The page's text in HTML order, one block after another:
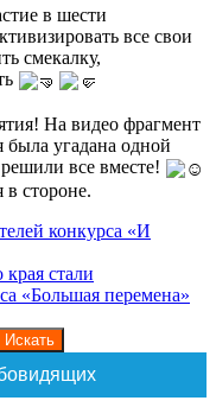
в шести
все свои
смекалку,
На видео фрагмент
угадана одной
все вместе!
в стороне.
конкурса «И
стали
«Большая перемена»